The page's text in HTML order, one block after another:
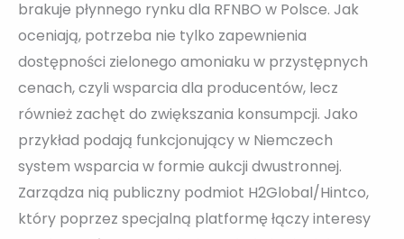
brakuje płynnego rynku dla RFNBO w Polsce. Jak
oceniają, potrzeba nie tylko zapewnienia
dostępności zielonego amoniaku w przystępnych
cenach, czyli wsparcia dla producentów, lecz
również zachęt do zwiększania konsumpcji. Jako
przykład podają funkcjonujący w Niemczech
system wsparcia w formie aukcji dwustronnej.
Zarządza nią publiczny podmiot H2Global/Hintco,
który poprzez specjalną platformę łączy interesy